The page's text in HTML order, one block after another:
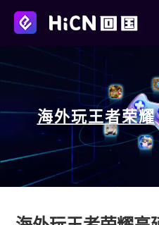
海外玩王者荣耀